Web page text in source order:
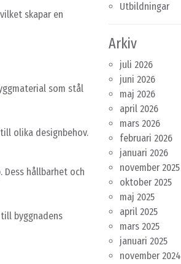
skapar en
som stål
olika designbehov.
hållbarhet och
byggnadens
Utbildningar
Arkiv
juli 2026
juni 2026
maj 2026
april 2026
mars 2026
februari 2026
januari 2026
november 2025
oktober 2025
maj 2025
april 2025
mars 2025
januari 2025
november 2024